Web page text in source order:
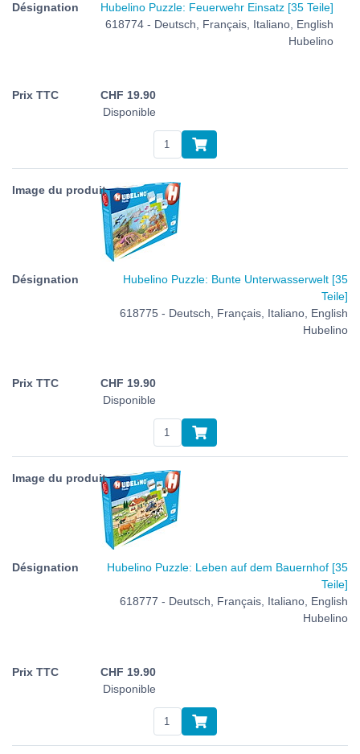
Hubelino Puzzle: Feuerwehr Einsatz [35 Teile]
618774 - Deutsch, Français, Italiano, English
Hubelino
CHF 19.90
Disponible
Hubelino Puzzle: Bunte Unterwasserwelt [35
Teile]
618775 - Deutsch, Français, Italiano, English
Hubelino
CHF 19.90
Disponible
Hubelino Puzzle: Leben auf dem Bauernhof [35
Teile]
618777 - Deutsch, Français, Italiano, English
Hubelino
CHF 19.90
Disponible